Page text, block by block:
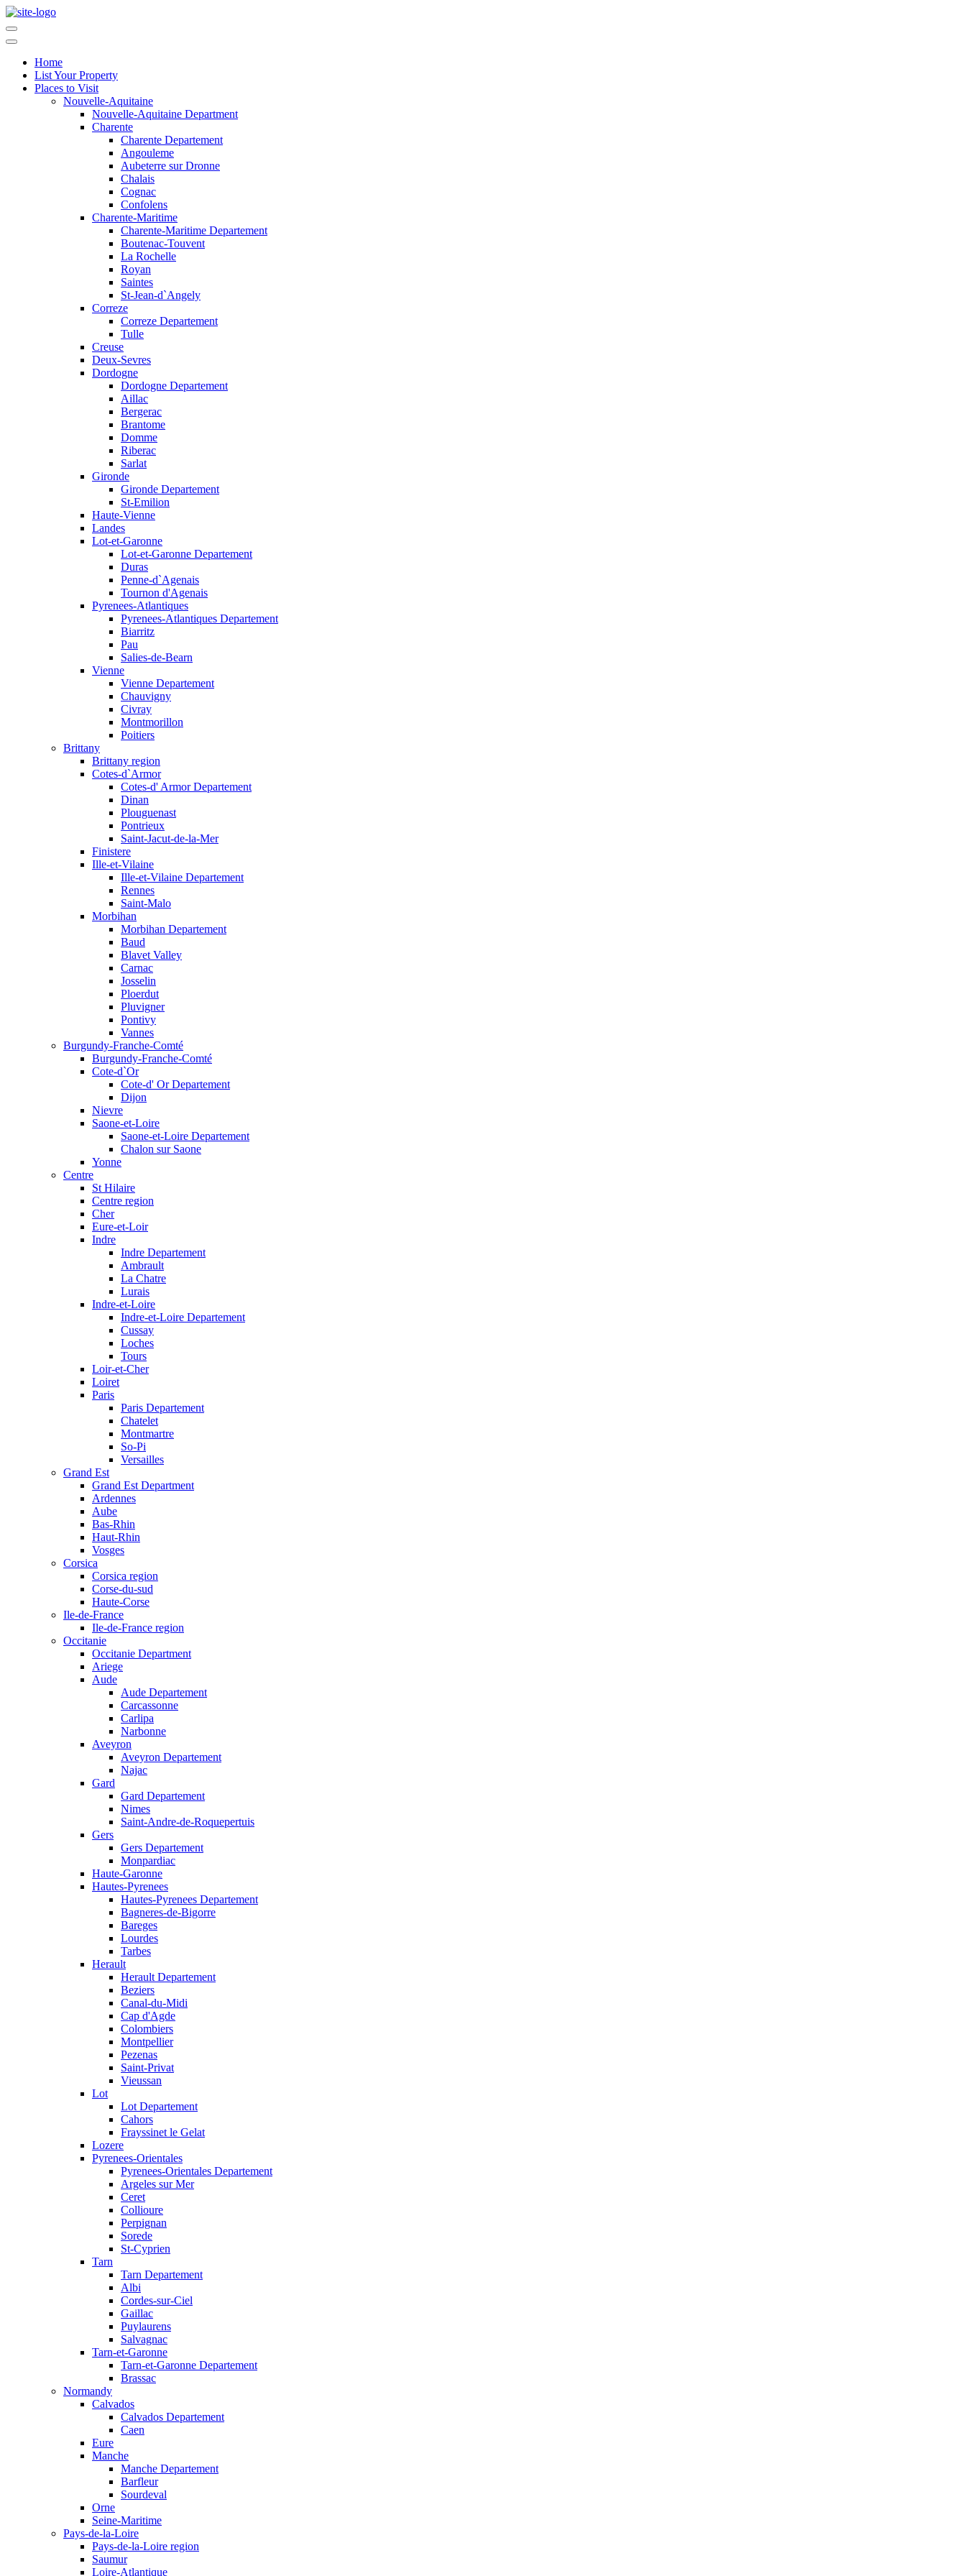
Home
List Your Property
Places to Visit
Nouvelle-Aquitaine
Nouvelle-Aquitaine Department
Charente
Charente Departement
Angouleme
Aubeterre sur Dronne
Chalais
Cognac
Confolens
Charente-Maritime
Charente-Maritime Departement
Boutenac-Touvent
La Rochelle
Royan
Saintes
St-Jean-d`Angely
Correze
Correze Departement
Tulle
Creuse
Deux-Sevres
Dordogne
Dordogne Departement
Aillac
Bergerac
Brantome
Domme
Riberac
Sarlat
Gironde
Gironde Departement
St-Emilion
Haute-Vienne
Landes
Lot-et-Garonne
Lot-et-Garonne Departement
Duras
Penne-d`Agenais
Tournon d'Agenais
Pyrenees-Atlantiques
Pyrenees-Atlantiques Departement
Biarritz
Pau
Salies-de-Bearn
Vienne
Vienne Departement
Chauvigny
Civray
Montmorillon
Poitiers
Brittany
Brittany region
Cotes-d`Armor
Cotes-d' Armor Departement
Dinan
Plouguenast
Pontrieux
Saint-Jacut-de-la-Mer
Finistere
Ille-et-Vilaine
Ille-et-Vilaine Departement
Rennes
Saint-Malo
Morbihan
Morbihan Departement
Baud
Blavet Valley
Carnac
Josselin
Ploerdut
Pluvigner
Pontivy
Vannes
Burgundy-Franche-Comté
Burgundy-Franche-Comté
Cote-d`Or
Cote-d' Or Departement
Dijon
Nievre
Saone-et-Loire
Saone-et-Loire Departement
Chalon sur Saone
Yonne
Centre
St Hilaire
Centre region
Cher
Eure-et-Loir
Indre
Indre Departement
Ambrault
La Chatre
Lurais
Indre-et-Loire
Indre-et-Loire Departement
Cussay
Loches
Tours
Loir-et-Cher
Loiret
Paris
Paris Departement
Chatelet
Montmartre
So-Pi
Versailles
Grand Est
Grand Est Department
Ardennes
Aube
Bas-Rhin
Haut-Rhin
Vosges
Corsica
Corsica region
Corse-du-sud
Haute-Corse
Ile-de-France
Ile-de-France region
Occitanie
Occitanie Department
Ariege
Aude
Aude Departement
Carcassonne
Carlipa
Narbonne
Aveyron
Aveyron Departement
Najac
Gard
Gard Departement
Nimes
Saint-Andre-de-Roquepertuis
Gers
Gers Departement
Monpardiac
Haute-Garonne
Hautes-Pyrenees
Hautes-Pyrenees Departement
Bagneres-de-Bigorre
Bareges
Lourdes
Tarbes
Herault
Herault Departement
Beziers
Canal-du-Midi
Cap d'Agde
Colombiers
Montpellier
Pezenas
Saint-Privat
Vieussan
Lot
Lot Departement
Cahors
Frayssinet le Gelat
Lozere
Pyrenees-Orientales
Pyrenees-Orientales Departement
Argeles sur Mer
Ceret
Collioure
Perpignan
Sorede
St-Cyprien
Tarn
Tarn Departement
Albi
Cordes-sur-Ciel
Gaillac
Puylaurens
Salvagnac
Tarn-et-Garonne
Tarn-et-Garonne Departement
Brassac
Normandy
Calvados
Calvados Departement
Caen
Eure
Manche
Manche Departement
Barfleur
Sourdeval
Orne
Seine-Maritime
Pays-de-la-Loire
Pays-de-la-Loire region
Saumur
Loire-Atlantique